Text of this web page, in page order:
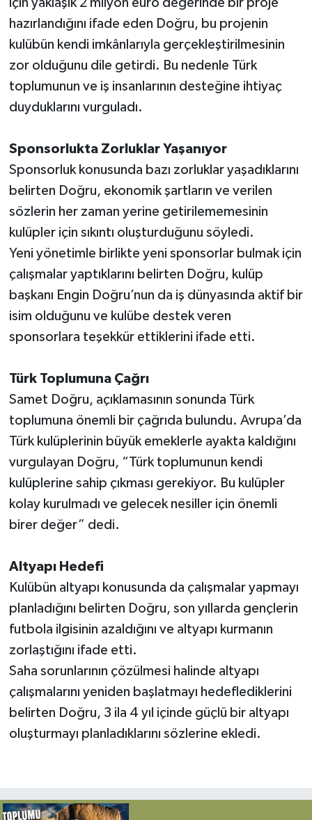
hazırlandığını ifade eden Doğru, bu projenin
kulübün kendi imkânlarıyla gerçekleştirilmesinin
zor olduğunu dile getirdi. Bu nedenle Türk
toplumunun ve iş insanlarının desteğine ihtiyaç
duyduklarını vurguladı.
Sponsorlukta Zorluklar Yaşanıyor
Sponsorluk konusunda bazı zorluklar yaşadıklarını
belirten Doğru, ekonomik şartların ve verilen
sözlerin her zaman yerine getirilememesinin
kulüpler için sıkıntı oluşturduğunu söyledi.
Yeni yönetimle birlikte yeni sponsorlar bulmak için
çalışmalar yaptıklarını belirten Doğru, kulüp
başkanı Engin Doğru’nun da iş dünyasında aktif bir
isim olduğunu ve kulübe destek veren
sponsorlara teşekkür ettiklerini ifade etti.
Türk Toplumuna Çağrı
Samet Doğru, açıklamasının sonunda Türk
toplumuna önemli bir çağrıda bulundu. Avrupa’da
Türk kulüplerinin büyük emeklerle ayakta kaldığını
vurgulayan Doğru, “Türk toplumunun kendi
kulüplerine sahip çıkması gerekiyor. Bu kulüpler
kolay kurulmadı ve gelecek nesiller için önemli
birer değer” dedi.
Altyapı Hedefi
Kulübün altyapı konusunda da çalışmalar yapmayı
planladığını belirten Doğru, son yıllarda gençlerin
futbola ilgisinin azaldığını ve altyapı kurmanın
zorlaştığını ifade etti.
Saha sorunlarının çözülmesi halinde altyapı
çalışmalarını yeniden başlatmayı hedeflediklerini
belirten Doğru, 3 ila 4 yıl içinde güçlü bir altyapı
oluşturmayı planladıklarını sözlerine ekledi.